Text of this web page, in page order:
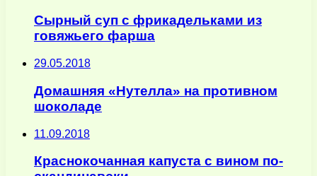
Сырный суп с фрикадельками из
говяжьего фарша
29.05.2018
Домашняя «Нутелла» на противном
шоколаде
11.09.2018
Краснокочанная капуста с вином по-